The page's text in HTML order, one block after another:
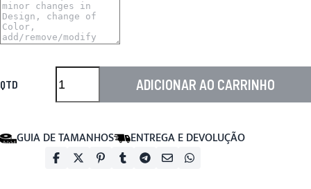
QTD ADICIONAR AO CARRINHO
GUIA DE TAMANHOS ENTREGA E DEVOLUÇÃO